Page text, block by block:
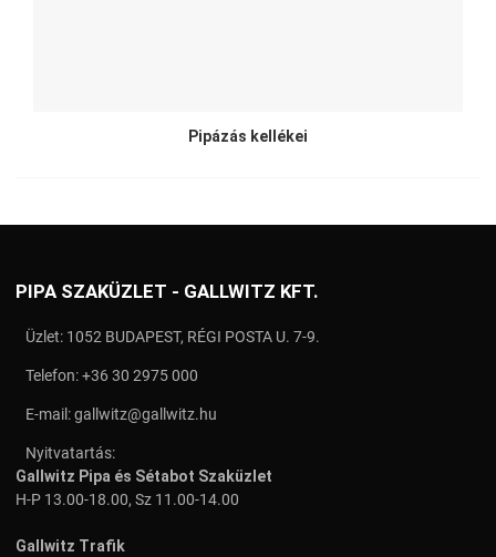
Pipázás kellékei
PIPA SZAKÜZLET - GALLWITZ KFT.
Üzlet: 1052 BUDAPEST, RÉGI POSTA U. 7-9.
Telefon:+36 30 2975 000
E-mail:gallwitz@gallwitz.hu
Nyitvatartás:
Gallwitz Pipa és Sétabot Szaküzlet
H-P 13.00-18.00, Sz 11.00-14.00
Gallwitz Trafik